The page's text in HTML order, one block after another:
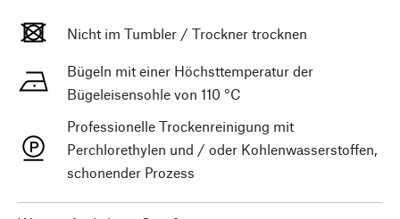
Nicht im Tumbler / Trockner trocknen
Bügeln mit einer Höchsttemperatur der
Bügeleisensohle von 110 °C
Professionelle Trockenreinigung mit
Perchlorethylen und / oder Kohlenwasserstoffen,
schonender Prozess